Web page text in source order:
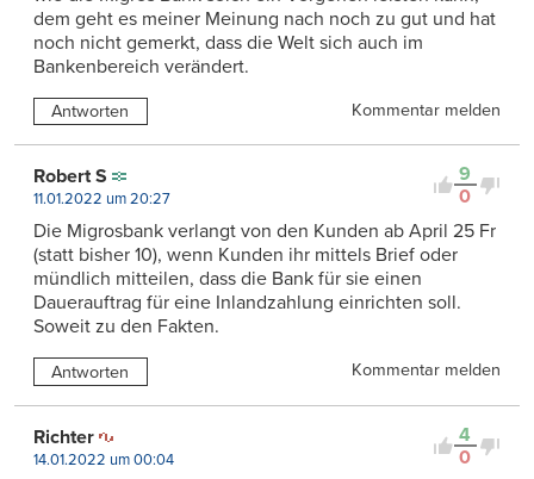
dem geht es meiner Meinung nach noch zu gut und hat
noch nicht gemerkt, dass die Welt sich auch im
Bankenbereich verändert.
Antworten Kommentar melden
9
0
Robert S
11.01.2022 um 20:27
Die Migrosbank verlangt von den Kunden ab April 25 Fr
(statt bisher 10), wenn Kunden ihr mittels Brief oder
mündlich mitteilen, dass die Bank für sie einen
Dauerauftrag für eine Inlandzahlung einrichten soll.
Soweit zu den Fakten.
Antworten Kommentar melden
4
0
Richter
14.01.2022 um 00:04